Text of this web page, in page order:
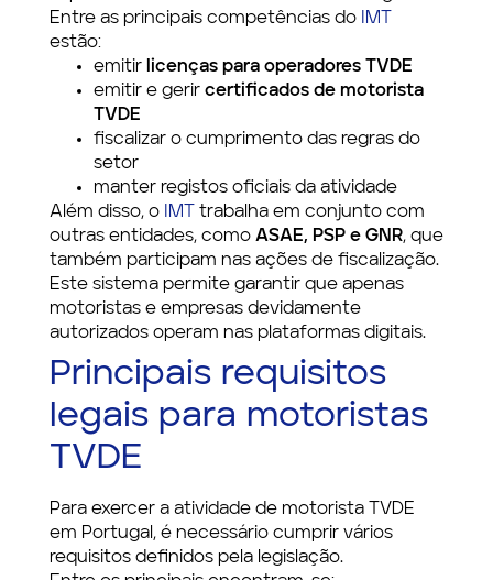
Entre as principais competências do
IMT
estão:
emitir licenças para operadores TVDE
emitir e gerir certificados de motorista
TVDE
fiscalizar o cumprimento das regras do
setor
manter registos oficiais da atividade
Além disso, o
IMT
trabalha em conjunto com
outras entidades, como ASAE, PSP e GNR, que
também participam nas ações de fiscalização.
Este sistema permite garantir que apenas
motoristas e empresas devidamente
autorizados operam nas plataformas digitais.
Principais requisitos
legais para motoristas
TVDE
Para exercer a atividade de motorista TVDE
em Portugal, é necessário cumprir vários
requisitos definidos pela legislação.